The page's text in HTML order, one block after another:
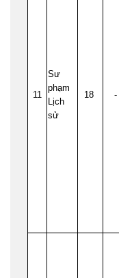
11
Sư
phạm
Lịch
sử
18 -